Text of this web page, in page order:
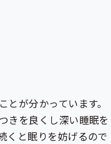
が分かっています。
きを良くし深い睡眠を
くと眠りを妨げるので